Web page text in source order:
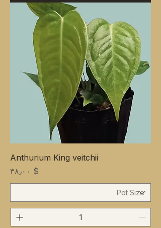
Anthurium King veitchii
Price
$ ۳۸٫۰۰